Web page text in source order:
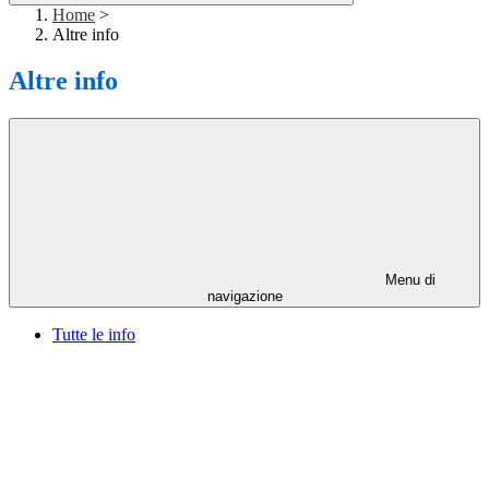
Home >
Altre info
Altre info
Menu di
navigazione
Tutte le info